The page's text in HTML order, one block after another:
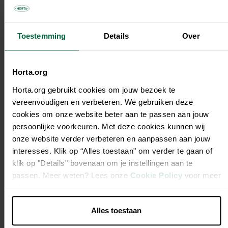
Toestemming Details Over
Horta.org
Horta.org gebruikt cookies om jouw bezoek te
vereenvoudigen en verbeteren. We gebruiken deze
cookies om onze website beter aan te passen aan jouw
persoonlijke voorkeuren. Met deze cookies kunnen wij
onze website verder verbeteren en aanpassen aan jouw
interesses. Klik op “Alles toestaan" om verder te gaan of
klik op "Details" bovenaan om je instellingen aan te
passen. Meer weten? Lees onze Cookie Policyvoor meer
informatie.
Alles toestaan
gratis
Vanaf€ 6,45
Meerdere varianten
kwaliteit
bodemverbeteraar
60L
€ 10,95
Beste prijs-
Beste